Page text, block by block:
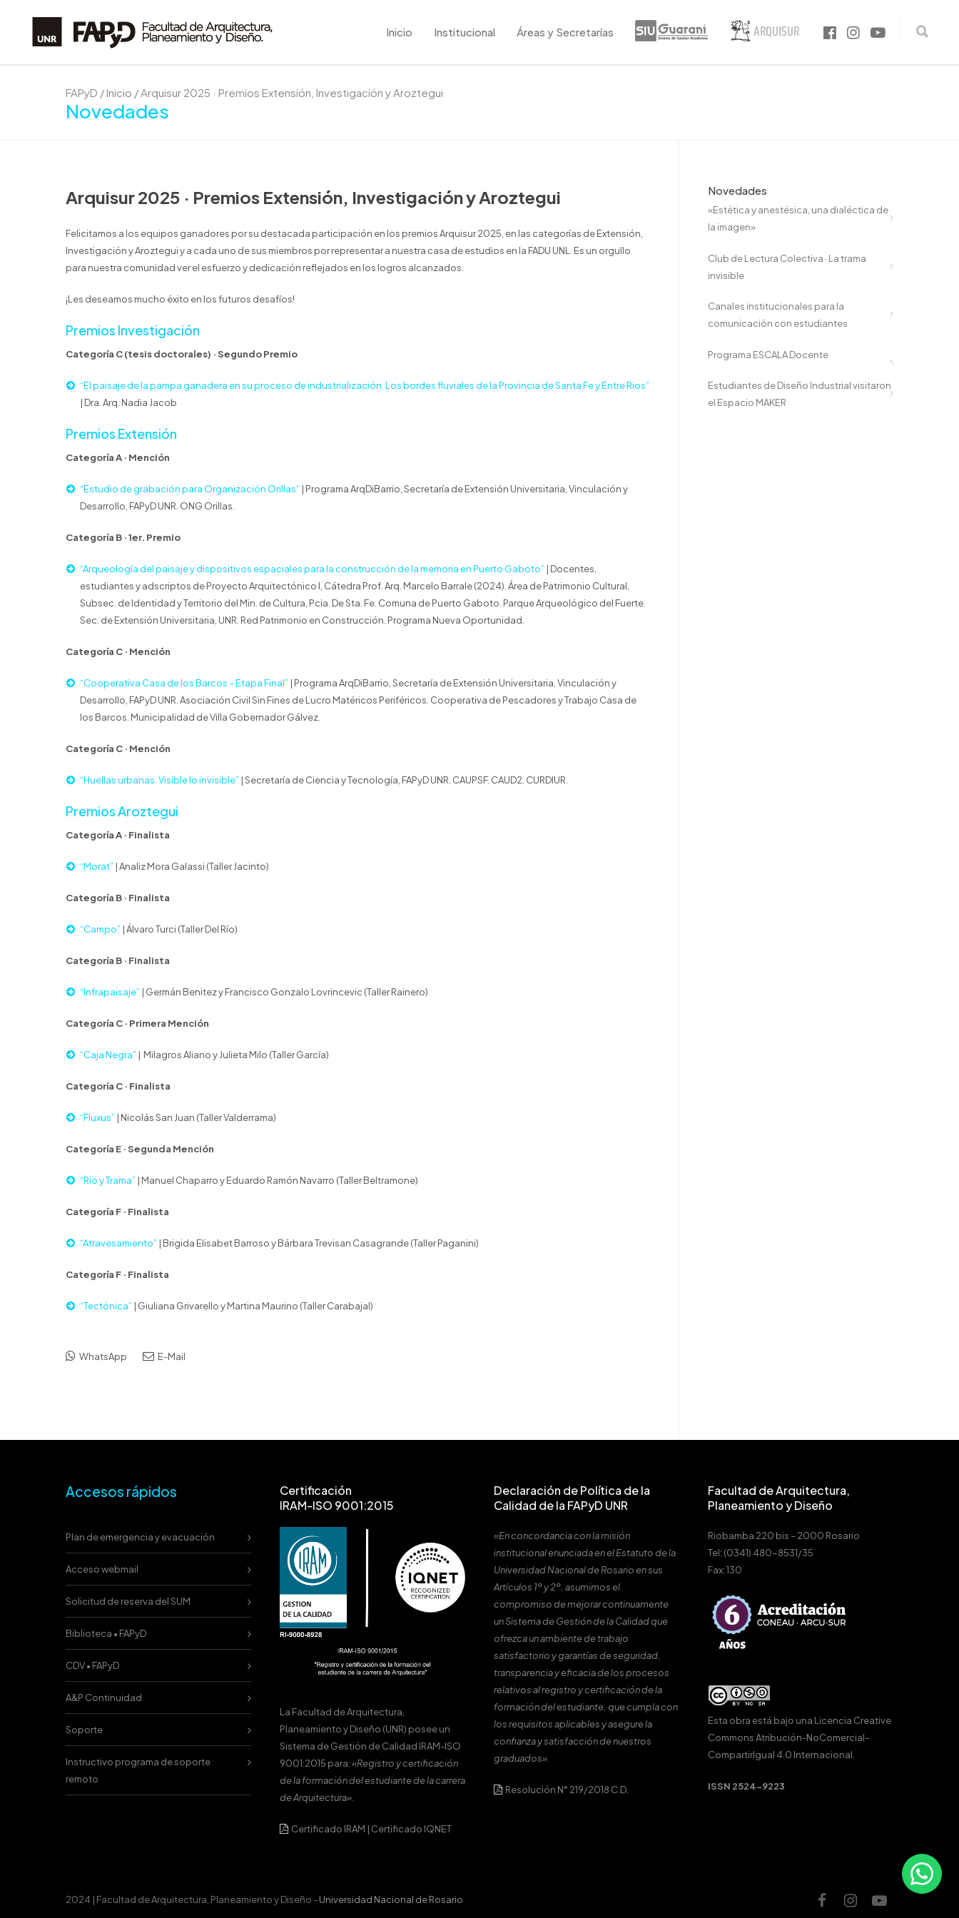
Inicio Institucional Áreas y Secretarías
FAPyD / Inicio /Arquisur 2025 · Premios Extensión, Investigación y Aroztegui
Novedades
Arquisur 2025 · Premios Extensión, Investigación y Aroztegui
Felicitamos a los equipos ganadores por su destacada participación en los premios Arquisur 2025, en las categorías de Extensión,
Investigación y Aroztegui y a cada uno de sus miembros por representar a nuestra casa de estudios en la FADU UNL. Es un orgullo
para nuestra comunidad ver el esfuerzo y dedicación reflejados en los logros alcanzados.
¡Les deseamos mucho éxito en los futuros desafíos!
Premios Investigación
Categoría C (tesis doctorales) · Segundo Premio
“El paisaje de la pampa ganadera en su proceso de industrialización. Los bordes fluviales de la Provincia de Santa Fe y Entre Rios”
| Dra. Arq. Nadia Jacob
Premios Extensión
Categoría A · Mención
“Estudio de grabación para Organización Orillas” | Programa ArqDiBarrio, Secretaría de Extensión Universitaria, Vinculación y
Desarrollo, FAPyD UNR. ONG Orillas.
Categoría B · 1er. Premio
“Arqueología del paisaje y dispositivos espaciales para la construcción de la memoria en Puerto Gaboto” | Docentes,
estudiantes y adscriptos de Proyecto Arquitectónico I, Cátedra Prof. Arq. Marcelo Barrale (2024). Área de Patrimonio Cultural,
Subsec. de Identidad y Territorio del Min. de Cultura, Pcia. De Sta. Fe. Comuna de Puerto Gaboto. Parque Arqueológico del Fuerte.
Sec. de Extensión Universitaria, UNR. Red Patrimonio en Construcción. Programa Nueva Oportunidad.
Categoría C · Mención
“Cooperativa Casa de los Barcos – Etapa Final” | Programa ArqDiBarrio, Secretaría de Extensión Universitaria, Vinculación y
Desarrollo, FAPyD UNR. Asociación Civil Sin Fines de Lucro Matéricos Periféricos. Cooperativa de Pescadores y Trabajo Casa de
los Barcos. Municipalidad de Villa Gobernador Gálvez.
Categoría C · Mención
“Huellas urbanas. Visible lo invisible” | Secretaría de Ciencia y Tecnología, FAPyD UNR. CAUPSF. CAUD2. CURDIUR.
Premios Aroztegui
Categoría A · Finalista
“Morat” | Analiz Mora Galassi (Taller Jacinto)
Categoría B · Finalista
“Campo” | Álvaro Turci (Taller Del Río)
Categoría B · Finalista
“Infrapaisaje” | Germán Benitez y Francisco Gonzalo Lovrincevic (Taller Rainero)
Categoría C · Primera Mención
“Caja Negra” | Milagros Aliano y Julieta Milo (Taller García)
Categoría C · Finalista
“Fluxus” | Nicolás San Juan (Taller Valderrama)
Categoría E · Segunda Mención
“Rio y Trama” | Manuel Chaparro y Eduardo Ramón Navarro (Taller Beltramone)
Categoría F · Finalista
“Atravesamiento” | Brigida Elisabet Barroso y Bárbara Trevisan Casagrande (Taller Paganini)
Categoría F · Finalista
“Tectónica” | Giuliana Grivarello y Martina Maurino (Taller Carabajal)
WhatsApp E-Mail
Novedades
«Estética y anestésica, una dialéctica de
la imagen»
Club de Lectura Colectiva · La trama
invisible
Canales institucionales para la
comunicación con estudiantes
Programa ESCALA Docente
Estudiantes de Diseño Industrial visitaron
el Espacio MAKER
Accesos rápidos
Plan de emergencia y evacuación
Acceso webmail
Solicitud de reserva del SUM
Biblioteca • FAPyD
CDV • FAPyD
A&P Continuidad
Soporte
Instructivo programa de soporte
remoto
Certificación
IRAM-ISO 9001:2015
La Facultad de Arquitectura,
Planeamiento y Diseño (UNR) posee un
Sistema de Gestión de Calidad IRAM-ISO
9001:2015 para:«Registro y certificación
de la formación del estudiante de la carrera
de Arquitectura».
Certificado IRAM | Certificado IQNET
Declaración de Política de la
Calidad de la FAPyD UNR
«En concordancia con la misión
institucional enunciada en el Estatuto de la
Universidad Nacional de Rosario en sus
Artículos 1º y 2º, asumimos el
compromiso de mejorar continuamente
un Sistema de Gestión de la Calidad que
ofrezca un ambiente de trabajo
satisfactorio y garantías de seguridad,
transparencia y eficacia de los procesos
relativos al registro y certificación de la
formación del estudiante, que cumpla con
los requisitos aplicables y asegure la
confianza y satisfacción de nuestros
graduados».
Resolución N° 219/2018 C.D.
Facultad de Arquitectura,
Planeamiento y Diseño
Riobamba 220 bis – 2000 Rosario
Tel: (0341) 480-8531/35
Fax: 130
Esta obra está bajo una Licencia Creative
Commons Atribución-NoComercial-
CompartirIgual 4.0 Internacional
ISSN 2524-9223
2024 | Facultad de Arquitectura, Planeamiento y Diseño -Universidad Nacional de Rosario